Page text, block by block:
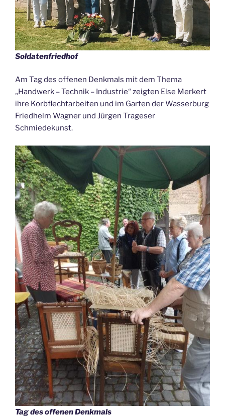
Soldatenfriedhof
Am Tag des offenen Denkmals mit dem Thema
„Handwerk – Technik – Industrie“ zeigten Else Merkert
ihre Korbflechtarbeiten und im Garten der Wasserburg
Friedhelm Wagner und Jürgen Trageser
Schmiedekunst.
Tag des offenen Denkmals